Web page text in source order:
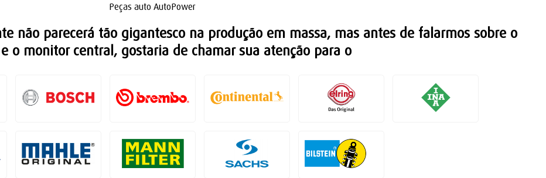
Peças auto AutoPower
não parecerá tão gigantesco na produção em massa, mas antes de falarmos sobre o
o monitor central, gostaria de chamar sua atenção para o